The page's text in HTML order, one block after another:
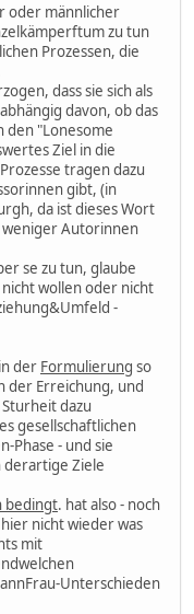
oder männlicher
zu tun
Prozessen, die
dass sie sich als
davon, ob das
"Lonesome
Ziel in die
tragen dazu
gibt, (in
da ist dieses Wort
Autorinnen
se zu tun, glaube
wollen oder nicht
-
der Formulierung so
der Erreichung, und
dazu
gesellschaftlichen
Phase - und sie
derartige Ziele
bedingt. hat also - noch
nicht wieder was
mit
Unterschieden